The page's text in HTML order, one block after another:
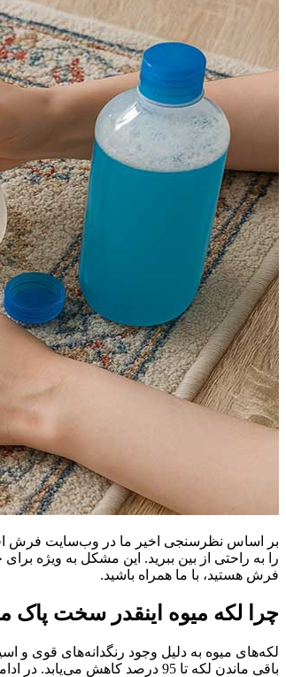
را به راحتی از بین ببرید. این مشکل به ویژه
فرش هستید، با ما همراه باشید.
چرا لکه میوه اینقدر سخت پاک
لکه‌های میوه به دلیل وجود رنگدانه‌های قوی و
باقی ماندن لکه تا 95 درصد کاهش می‌یابد. در ادامه، مراحل پاک کردن لکه میوه را برای شما توضیح خواهیم داد.